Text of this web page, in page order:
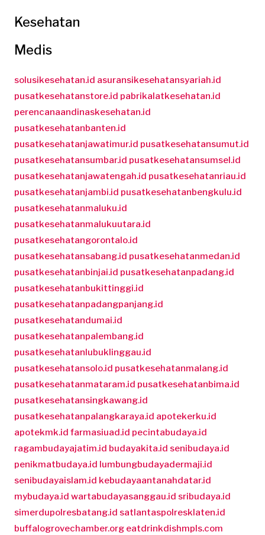
Kesehatan
Medis
solusikesehatan.id asuransikesehatansyariah.id
pusatkesehatanstore.id pabrikalatkesehatan.id
perencanaandinaskesehatan.id
pusatkesehatanbanten.id
pusatkesehatanjawatimur.id pusatkesehatansumut.id
pusatkesehatansumbar.id pusatkesehatansumsel.id
pusatkesehatanjawatengah.id pusatkesehatanriau.id
pusatkesehatanjambi.id pusatkesehatanbengkulu.id
pusatkesehatanmaluku.id
pusatkesehatanmalukuutara.id
pusatkesehatangorontalo.id
pusatkesehatansabang.id pusatkesehatanmedan.id
pusatkesehatanbinjai.id pusatkesehatanpadang.id
pusatkesehatanbukittinggi.id
pusatkesehatanpadangpanjang.id
pusatkesehatandumai.id
pusatkesehatanpalembang.id
pusatkesehatanlubuklinggau.id
pusatkesehatansolo.id pusatkesehatanmalang.id
pusatkesehatanmataram.id pusatkesehatanbima.id
pusatkesehatansingkawang.id
pusatkesehatanpalangkaraya.id apotekerku.id
apotekmk.id farmasiuad.id pecintabudaya.id
ragambudayajatim.id budayakita.id senibudaya.id
penikmatbudaya.id lumbungbudayadermaji.id
senibudayaislam.id kebudayaantanahdatar.id
mybudaya.id wartabudayasanggau.id sribudaya.id
simerdupolresbatang.id satlantaspolresklaten.id
buffalogrovechamber.org eatdrinkdishmpls.com